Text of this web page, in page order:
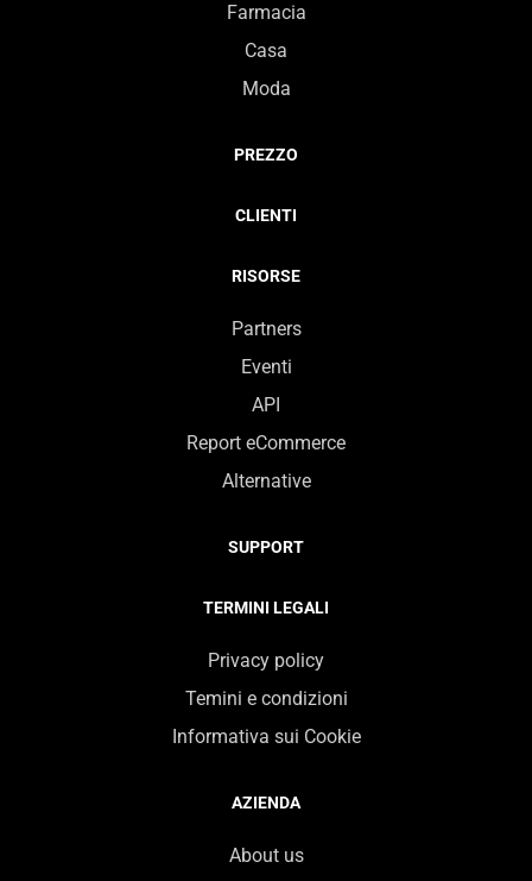
Farmacia
Casa
Moda
PREZZO
CLIENTI
RISORSE
Partners
Eventi
API
Report eCommerce
Alternative
SUPPORT
TERMINI LEGALI
Privacy policy
Temini e condizioni
Informativa sui Cookie
AZIENDA
About us